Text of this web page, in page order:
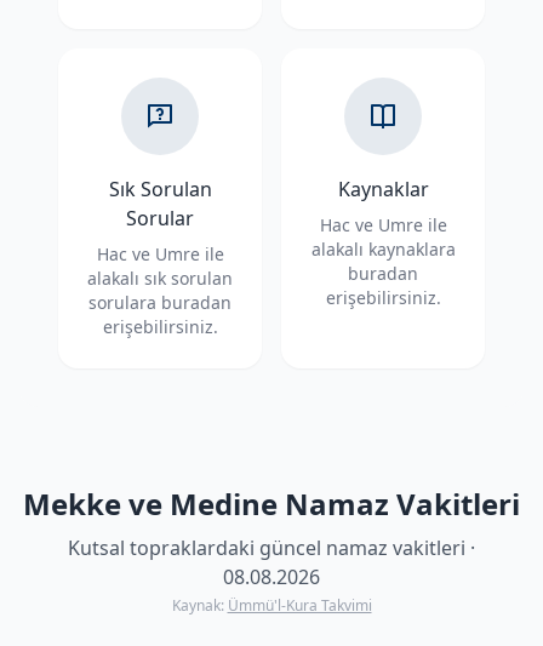
Sık Sorulan
Sorular
Hac ve Umre ile
alakalı sık sorulan
sorulara buradan
erişebilirsiniz.
Kaynaklar
Hac ve Umre ile
alakalı kaynaklara
buradan
erişebilirsiniz.
Mekke ve Medine Namaz Vakitleri
Kutsal topraklardaki güncel namaz vakitleri ·
08.08.2026
Kaynak: Ümmü'l-Kura Takvimi